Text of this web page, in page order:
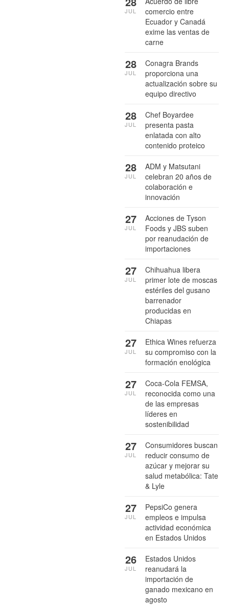
comercio entre
Ecuador y Canadá
exime las ventas de
carne
JUL
Conagra Brands
proporciona una
actualización sobre su
equipo directivo
28
JUL
Chef Boyardee
presenta pasta
enlatada con alto
contenido proteico
28
JUL
ADM y Matsutani
celebran 20 años de
colaboración e
innovación
28
JUL
Acciones de Tyson
Foods y JBS suben
por reanudación de
importaciones
27
JUL
Chihuahua libera
primer lote de moscas
estériles del gusano
barrenador
producidas en
Chiapas
27
JUL
Ethica Wines refuerza
su compromiso con la
formación enológica
27
JUL
Coca-Cola FEMSA,
reconocida como una
de las empresas
líderes en
sostenibilidad
27
JUL
Consumidores buscan
reducir consumo de
azúcar y mejorar su
salud metabólica: Tate
& Lyle
27
JUL
PepsiCo genera
empleos e impulsa
actividad económica
en Estados Unidos
27
JUL
Estados Unidos
reanudará la
importación de
ganado mexicano en
agosto
26
JUL